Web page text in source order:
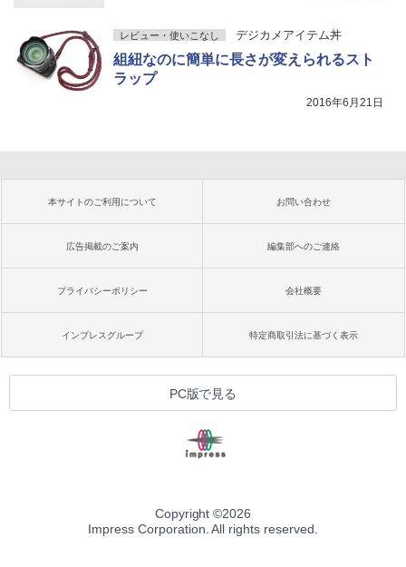
レビュー・使いこなし デジカメアイテム丼
組紐なのに簡単に長さが変えられるスト
ラップ
2016年6月21日
本サイトのご利用について お問い合わせ
広告掲載のご案内 編集部へのご連絡
プライバシーポリシー 会社概要
インプレスグループ 特定商取引法に基づく表示
PC版で見る
Copyright ©2026
Impress Corporation. All rights reserved.